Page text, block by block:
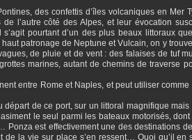
des confettis d’îles volcaniques en Mer
l’autre côté des Alpes, et leur évocation
pourtant d’un des plus beaux littoraux
patronage de Neptune et Vulcain, on y
de pluie et de vent : des falaises de tuf
marines, autant de chemins de traverse
entre Rome et Naples, et peut utiliser
de ce port, sur un littoral magnifique mais
le seul parmi les bateaux motorisés, dont
Ponza est effectivement une des destinations
la vie sur place s’en ressent… Quoi qu’il en